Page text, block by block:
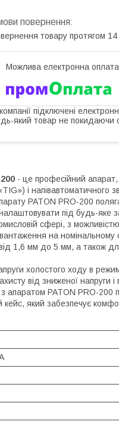
товару протягом 14
підключені
який товар не покидаючи
- це професійний
і напівавтоматичного
PATON PRO-200
під будь-яке
сфері, з
на
1,6 мм до 5 мм, а також
холостого ходу в
від зниженої напруги
апаратом PATON PRO-200
який забезпечує